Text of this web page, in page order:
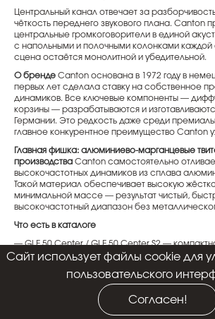
Центральный канал отвечает за
чёткость переднего звукового плана. Canton
центральные громкоговорители в единой
с напольными и полочными колонками каждой
сцена остаётся монолитной и убедительной.
О бренде Canton основана в 1972 году в
первых лет сделала ставку на собственное
динамиков. Все ключевые компоненты —
корзины — разрабатываются и
Германии. Это редкость даже среди
главное конкурентное преимущество Canton
Главная фишка: алюминиево-марганцевые
производства Canton самостоятельно
высокочастотных динамиков из сплава
Такой материал обеспечивает высокую
минимальной массе — результат чистый,
высокочастотный диапазон без
Что есть в каталоге
— GLE 50 Center / GLE 50 Center S2 —
начального уровня, отличный старт для
середина — Ergo 655 CM — серия Ergo с
марганцевыми твитерами для ценителей
TOWNUS 50 — современная серия с
представительных интерьеров — Atelier 550 —
Cайт использует файлы cookie для
пользовательского
Согласен!